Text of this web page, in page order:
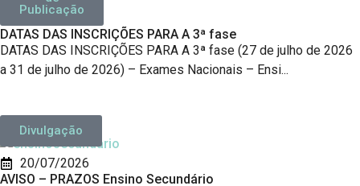
Publicação
27/07/2026
DATAS DAS INSCRIÇÕES PARA A 3ª fase
DATAS DAS INSCRIÇÕES PARA A 3ª fase (27 de julho de 2026
a 31 de julho de 2026) – Exames Nacionais – Ensi...
Divulgação
20/07/2026
AVISO – PRAZOS Ensino Secundário